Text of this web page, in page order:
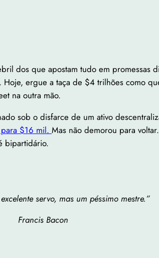
dos que apostam tudo em promessas
ergue a taça de $4 trilhões como
na outra mão.
sob o disfarce de um ativo
$16 mil. Mas não demorou para
bipartidário.
servo, mas um péssimo mestre.”
Francis Bacon